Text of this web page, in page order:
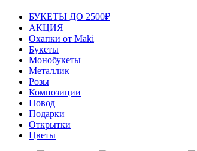
БУКЕТЫ ДО 2500₽
АКЦИЯ
Охапки от Maki
Букеты
Монобукеты
Металлик
Розы
Композиции
Повод
Подарки
Открытки
Цветы